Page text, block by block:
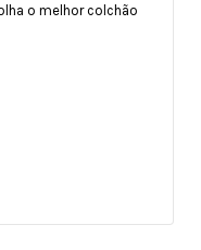
o melhor colchão